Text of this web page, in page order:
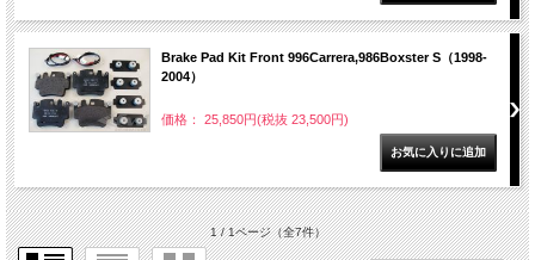
Brake Pad Kit Front 996Carrera,986Boxster S（1998-
2004）
価格： 25,850円(税抜 23,500円)
1 / 1ページ（全7件）